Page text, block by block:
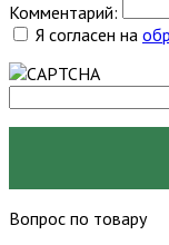
Комментарий:
Я согласен на
Вопрос по товару